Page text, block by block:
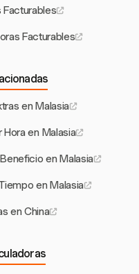
Facturables
Facturables
en Malasia
Hora en Malasia
en Malasia
en Malasia
en China